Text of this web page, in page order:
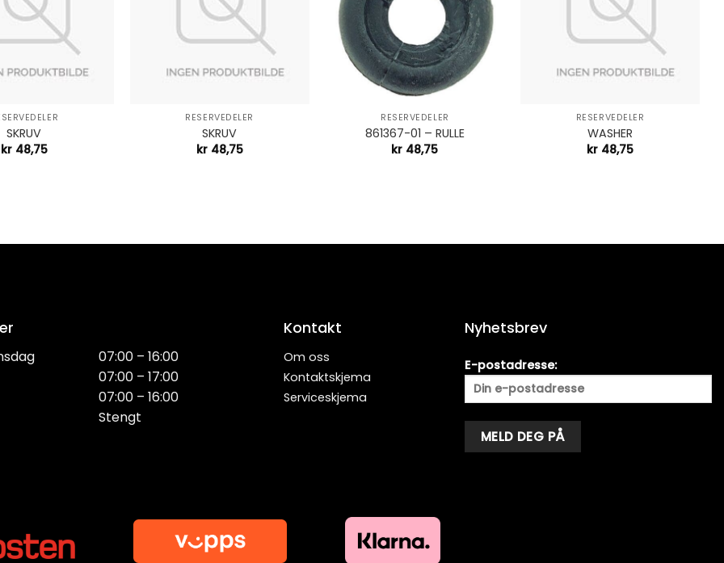
SKRUV
kr48,75
RESERVEDELER
SKRUV
kr48,75
RESERVEDELER
861367-01 – RULLE
kr 48,75
RESERVEDELER
WASHER
kr 48,75
07:00 – 16:00
07:00 – 17:00
07:00 – 16:00
Stengt
Kontakt
Om oss
Kontaktskjema
Serviceskjema
Nyhetsbrev
E-postadresse: